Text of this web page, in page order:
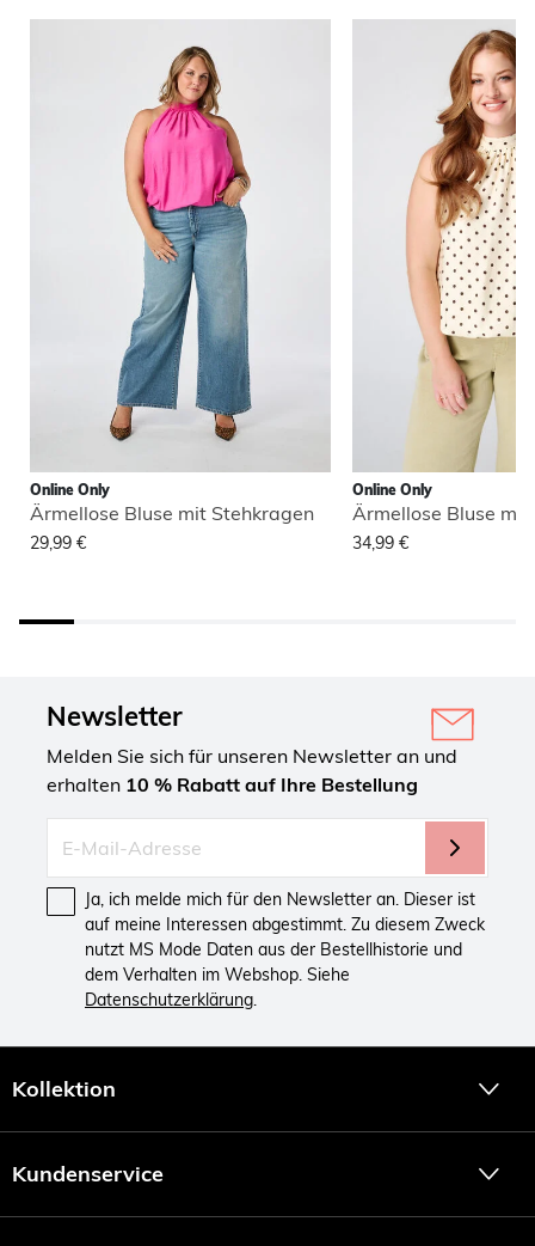
Online Only
Ärmellose Bluse mit Stehkragen
29,99 €
Online Only
Ärmellose Bluse
34,99 €
Newsletter
Melden Sie sich für unseren Newsletter an und
erhalten 10 % Rabatt auf Ihre Bestellung
Ja, ich melde mich für den Newsletter an. Dieser ist
auf meine Interessen abgestimmt. Zu diesem Zweck
nutzt MS Mode Daten aus der Bestellhistorie und
dem Verhalten im Webshop. Siehe
Datenschutzerklärung.
Kollektion
Kundenservice